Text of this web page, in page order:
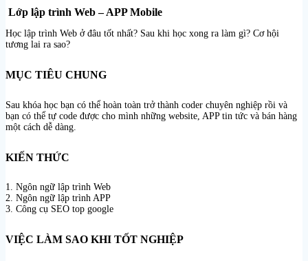
Lớp lập trình Web – APP Mobile
Học lập trình Web ở đâu tốt nhất? Sau khi học xong ra làm gì? Cơ hội
tương lai ra sao?
MỤC TIÊU CHUNG
Sau khóa học bạn có thể hoàn toàn trở thành coder chuyên nghiệp rồi và
bạn có thể tự code được cho mình những website, APP tin tức và bán hàng
một cách dễ dàng.
KIẾN THỨC
1. Ngôn ngữ lập trình Web
2. Ngôn ngữ lập trình APP
3. Công cụ SEO top google
VIỆC LÀM SAO KHI TỐT NGHIỆP